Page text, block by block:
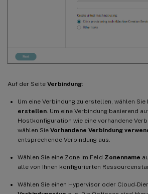
Auf der Seite Verbindung:
Um eine Verbindung zu erstellen, wählen Sie
erstellen. Um eine Verbindung basierend
Hostkonfiguration wie eine vorhandene
wählen Sie Vorhandene Verbindung
entsprechende Verbindung aus.
Wählen Sie eine Zone im Feld Zonenname
alle von Ihnen konfigurierten
Wählen Sie einen Hypervisor oder Cloud-